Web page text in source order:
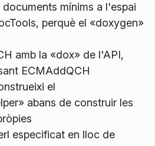
mínims a l'espai
perquè el «doxygen»
amb la «dox» de l'API,
ECMAddQCH
el
abans de construir les
especificat en lloc de